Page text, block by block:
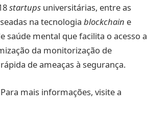
startups universitárias, entre as
na tecnologia blockchain e
saúde mental que facilita o acesso a
da monitorização de
de ameaças à segurança.
mais informações, visite a